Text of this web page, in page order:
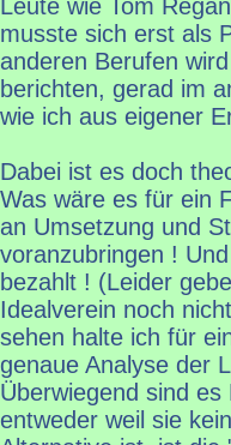
Leute wie Tom
musste sich erst als
anderen Berufen
berichten, gerad im
wie ich aus eigener
Dabei ist es doch
Was wäre es für ein
an Umsetzung und
voranzubringen !
bezahlt ! (Leider
Idealverein noch
sehen halte ich für
genaue Analyse der
Überwiegend sind
entweder weil sie